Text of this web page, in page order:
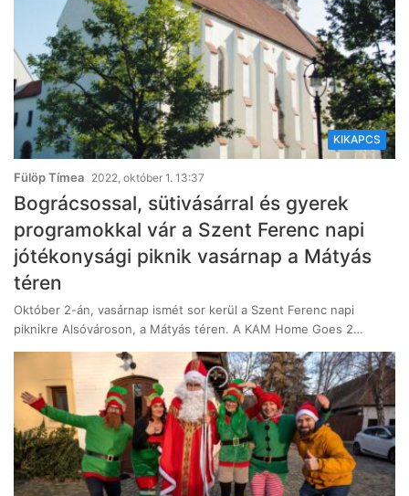
KIKAPCS
Fülöp Tímea 2022, október 1. 13:37
Bográcsossal, sütivásárral és gyerek
programokkal vár a Szent Ferenc napi
jótékonysági piknik vasárnap a Mátyás
téren
Október 2-án, vasárnap ismét sor kerül a Szent Ferenc napi
piknikre Alsóvároson, a Mátyás téren. A KAM Home Goes 2…